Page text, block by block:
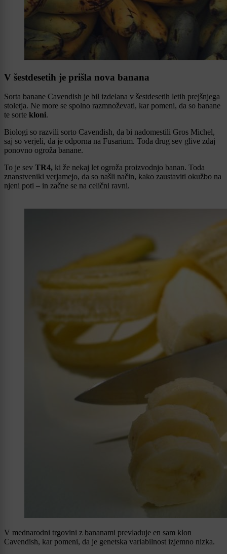
V šestdesetih je prišla nova banana
Sorta banane Cavendish je bil izdelana v šestdesetih letih prejšnjega
stoletja. Ne more se spolno razmnoževati, kar pomeni, da so banane
te sorte kloni.
Biologi so razvili sorto Cavendish, da bi nadomestili Gros Michel,
saj so verjeli, da je odporna na Fusarium. Toda drug sev glive zdaj
ponovno ogroža banane.
To je sev TR4, ki že nekaj let ogroža proizvodnjo banan. Toda
znanstveniki verjamejo, da so našli način, kako zaustaviti okužbo na
njeni poti – in začne se na celični ravni.
V mednarodni trgovini z bananami prevladuje en sam klon
Cavendish, kar pomeni, da je genetska variabilnost izjemno nizka.